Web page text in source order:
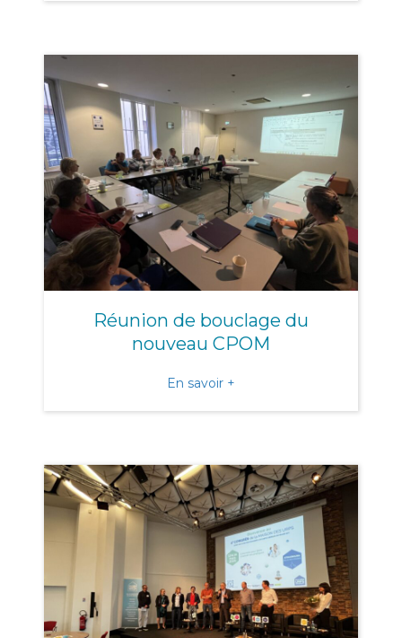
Réunion de bouclage du
nouveau CPOM
En savoir +